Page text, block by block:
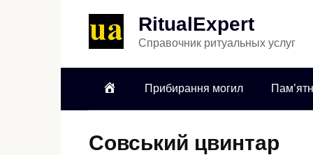
RitualExpert
Справочник ритуальных услуг
Прибирання могил
Совський цвинтар